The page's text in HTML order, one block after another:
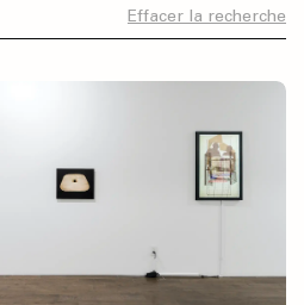
Effacer la recherche